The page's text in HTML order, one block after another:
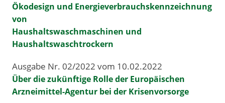
Ökodesign und Energieverbrauchskennzeichnung
von
Haushaltswaschmaschinen und
Haushaltswaschtrockern
Ausgabe Nr. 02/2022 vom 10.02.2022
Über die zukünftige Rolle der Europäischen
Arzneimittel-Agentur bei der Krisenvorsorge